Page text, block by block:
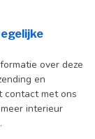
over deze
en
contact met ons
interieur